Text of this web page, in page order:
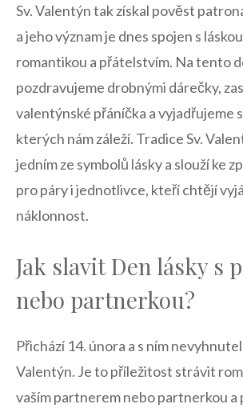
Sv. Valentýn tak ⁤získal pověst
a jeho význam je‍ dnes spojen s
romantikou a⁤ přátelstvím. Na tento
pozdravujeme drobnými dárečky,​
valentýnské přáníčka a ⁢vyjadřujeme
kterých nám záleží. Tradice Sv.
jedním ze symbolů lásky a slouží ke
pro páry i jednotlivce, kteří chtějí
náklonnost.
Jak slavit ​Den ​lásky s
nebo partnerkou?
Přichází 14. února ‌a s ním
‍Valentýn.‌ Je to příležitost ⁣strávit
vaším partnerem nebo partnerkou a